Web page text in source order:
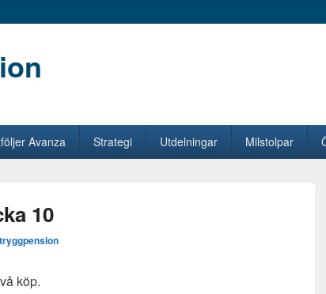
Avanza Strategi Utdelningar Milstolpar
10
tryggpension
köp.